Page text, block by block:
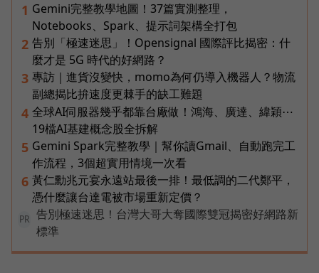
1 Gemini完整教學地圖！37篇實測整理，
Notebooks、Spark、提示詞架構全打包
2 告別「極速迷思」！Opensignal 國際評比揭密：什
麼才是 5G 時代的好網路？
3 專訪｜進貨沒變快，momo為何仍導入機器人？物流
副總揭比拚速度更棘手的缺工難題
4 全球AI伺服器幾乎都靠台廠做！鴻海、廣達、緯穎⋯
19檔AI基建概念股全拆解
5 Gemini Spark完整教學｜幫你讀Gmail、自動跑完工
作流程，3個超實用情境一次看
6 黃仁勳兆元宴永遠站最後一排！最低調的二代鄭平，
憑什麼讓台達電被市場重新定價？
PR
告別極速迷思！台灣大哥大奪國際雙冠揭密好網路新
標準